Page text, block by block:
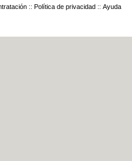
:: Política de privacidad :: Ayuda